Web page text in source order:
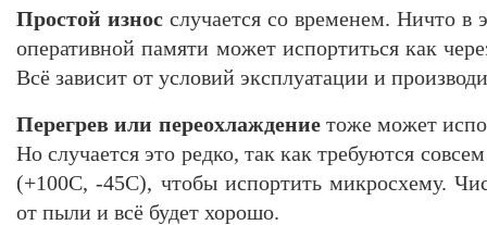
Простой износ случается со временем. Ничто
оперативной памяти может испортиться как
Всё зависит от условий эксплуатации и
Перегрев или переохлаждениетоже может
Но случается это редко, так как требуются
(+100С, -45С), чтобы испортить микросхему.
от пыли и всё будет хорошо.